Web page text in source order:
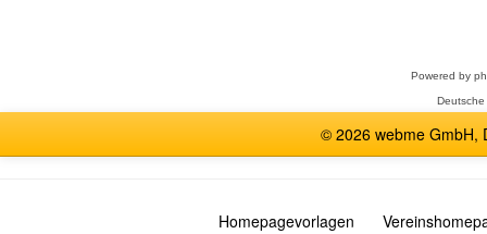
Powered by
© 2026 webme GmbH,
Homepagevorlagen